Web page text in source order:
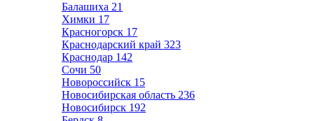
Балашиха 21
Химки 17
Красногорск 17
Краснодарский край 323
Краснодар 142
Сочи 50
Новороссийск 15
Новосибирская область 236
Новосибирск 192